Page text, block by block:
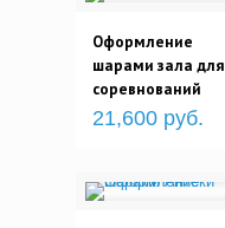
Оформление
шарами зала для
соревнований
21,600 руб.